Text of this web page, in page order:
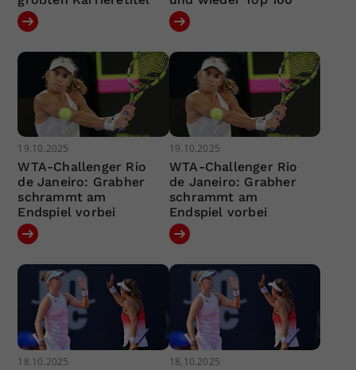
19.10.2025
WTA-Challenger Rio
de Janeiro: Grabher
schrammt am
Endspiel vorbei
19.10.2025
WTA-Challenger Rio
de Janeiro: Grabher
schrammt am
Endspiel vorbei
18.10.2025 18.10.2025